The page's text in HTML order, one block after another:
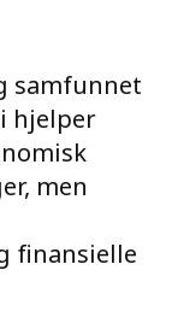
samfunnet
hjelper
men
finansielle